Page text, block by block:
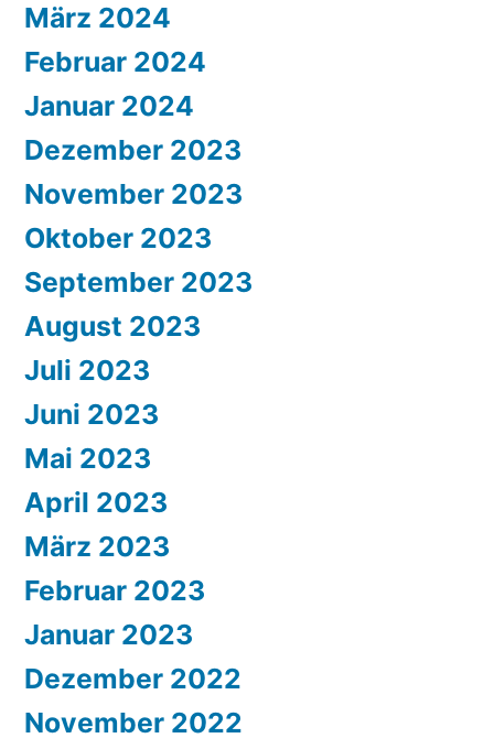
März 2024
Februar 2024
Januar 2024
Dezember 2023
November 2023
Oktober 2023
September 2023
August 2023
Juli 2023
Juni 2023
Mai 2023
April 2023
März 2023
Februar 2023
Januar 2023
Dezember 2022
November 2022